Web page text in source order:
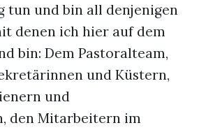
tun und bin all denjenigen
denen ich hier auf dem
bin: Dem Pastoralteam,
und Küstern,
und
den Mitarbeitern im